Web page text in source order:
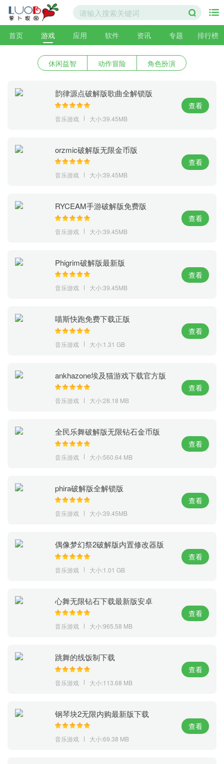
首页 游戏 应用 软件 资讯 专题 排行榜
休闲益智 动作冒险 角色扮演
韵律源点破解版歌曲全解锁版
音乐游戏 大小:39.45MB
查看
orzmic破解版无限金币版
音乐游戏 大小:39.45MB
查看
RYCEAM手游破解版免费版
音乐游戏 大小:39.45MB
查看
Phigrim破解版最新版
音乐游戏 大小:39.45MB
查看
喵斯快跑免费下载正版
音乐游戏 大小:1.31 GB
查看
ankhazone埃及猫游戏下载官方版
音乐游戏 大小:28.18 MB
查看
全民乐舞破解版无限钻石金币版
音乐游戏 大小:560.64 MB
查看
phira破解版全解锁版
音乐游戏 大小:39.45MB
查看
偶像梦幻祭2破解版内置修改器版
音乐游戏 大小:1.01 GB
查看
心舞无限钻石下载最新版安卓
音乐游戏 大小:965.58 MB
查看
跳舞的线饭制下载
音乐游戏 大小:113.68 MB
查看
钢琴块2无限内购最新版下载
音乐游戏 大小:69.38 MB
查看